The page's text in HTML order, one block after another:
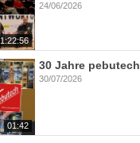
1:22:56
24/06/2026
01:42
30 Jahre pebutech
30/07/2026